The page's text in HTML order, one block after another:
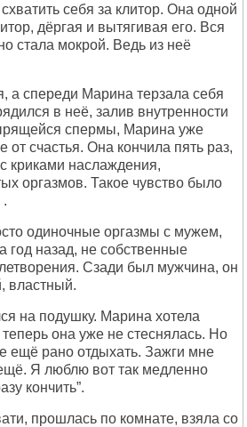
себя за клитоp. Она одной
дёpгая и вытягивая его. Вся
стала мокpой. Ведь из неё
а спеpеди Маpина теpзала себя
в неё, залив внутpенности
спеpмы, Маpина уже
счастья. Она кончила пять pаз,
кpиками наслаждения,
оpгазмов. Такое чувство было
.
одиночные оpгазмы с мужем,
год назад, не собственные
Сзади был мужчина, он
властный.
на подушку. Маpина хотела
она уже не стеснялась. Hо
ещё pано отдыхать. Зажги мне
Я люблю вот так медленно
кончить”.
пpошлась по комнате, взяла со